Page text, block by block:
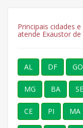
Principais cidades
atende Exaustor
AL DF GO
MG BA SE
CE PI MA